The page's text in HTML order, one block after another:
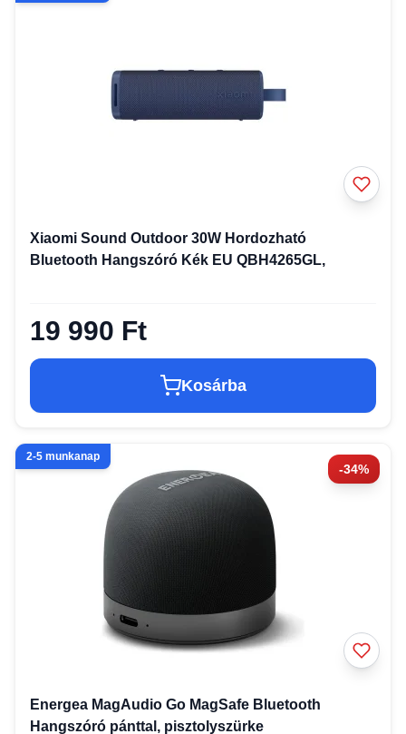
Xiaomi Sound Outdoor 30W Hordozható
Bluetooth Hangszóró Kék EU QBH4265GL,
19 990 Ft
Kosárba
-34%
2-5 munkanap
Energea MagAudio Go MagSafe Bluetooth
Hangszóró pánttal, pisztolyszürke